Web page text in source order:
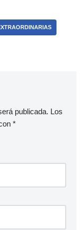
publicada. Los
*